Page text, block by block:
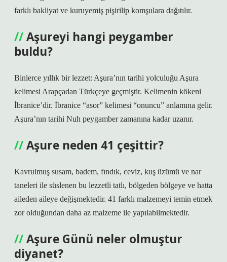
farklı bakliyat ve kuruyemiş pişirilip komşulara dağıtılır.
Aşureyi hangi peygamber
buldu?
Binlerce yıllık bir lezzet: Aşura’nın tarihi yolculuğu Aşura
kelimesi Arapçadan Türkçeye geçmiştir. Kelimenin kökeni
İbranice’dir. İbranice “asor” kelimesi “onuncu” anlamına gelir.
Aşura’nın tarihi Nuh peygamber zamanına kadar uzanır.
Aşure neden 41 çeşittir?
Kavrulmuş susam, badem, fındık, ceviz, kuş üzümü ve nar
taneleri ile süslenen bu lezzetli tatlı, bölgeden bölgeye ve hatta
aileden aileye değişmektedir. 41 farklı malzemeyi temin etmek
zor olduğundan daha az malzeme ile yapılabilmektedir.
Aşure Günü neler olmuştur
diyanet?